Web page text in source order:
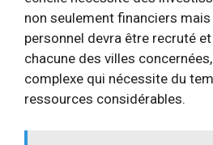
non seulement financiers
personnel devra être recruté
chacune des villes
complexe qui nécessite du
ressources considérables.